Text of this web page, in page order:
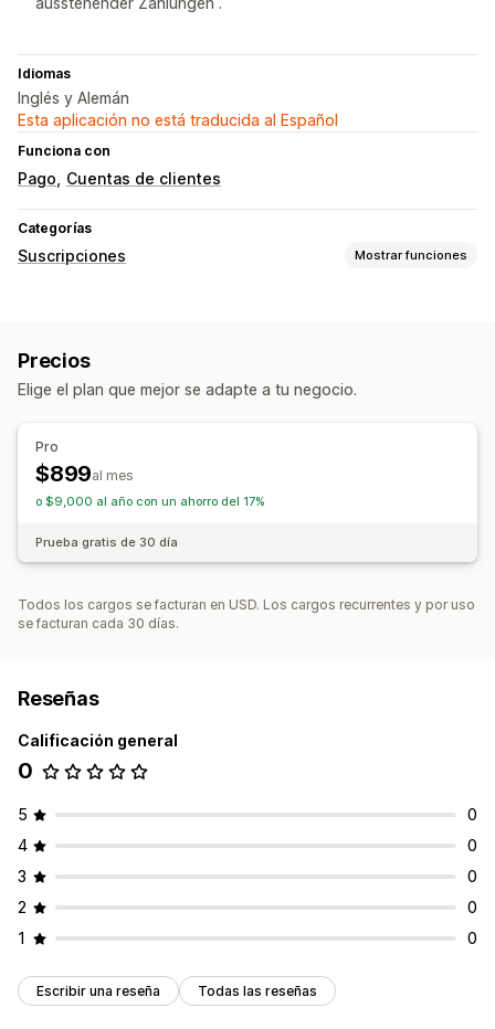
Idiomas
Inglés y Alemán
Esta aplicación no está traducida al Español
Funciona con
Pago Cuentas de clientes
Categorías
Suscripciones Mostrar funciones
Personalizar precios
Precios
Elige el plan que mejor se adapte a tu negocio.
Pro
$899al mes
o $9,000 al año con un ahorro del 17%
Prueba gratis de 30 día
Todos los cargos se facturan en USD. Los cargos recurrentes y por uso
se facturan cada 30 días.
Reseñas
Calificación general
0
5
0
4
0
3
0
2
0
1
0
Escribir una reseña Todas las reseñas